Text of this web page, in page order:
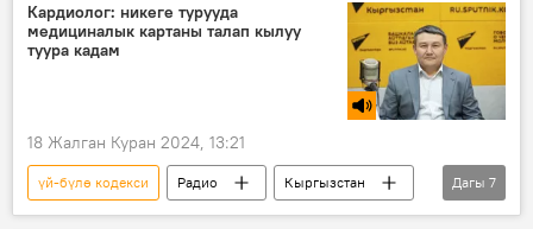
Кардиолог: никеге турууда
медициналык картаны талап кылуу
туура кадам
18 Жалган Куран 2024, 13:21
үй-бүлө кодекси Радио
Кыргызстан
жүрөк
кан тамыр
текшерүү
Дагы 7